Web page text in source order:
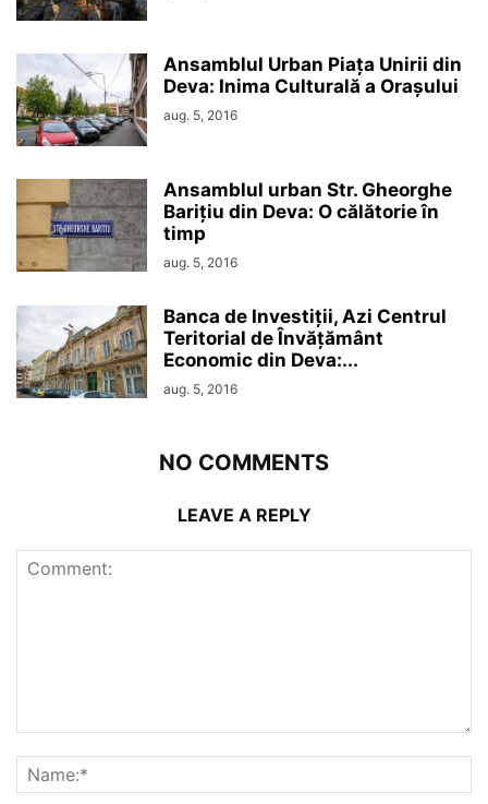
Ansamblul Urban Piața Unirii din
Deva: Inima Culturală a Orașului
aug. 5, 2016
Ansamblul urban Str. Gheorghe
Barițiu din Deva: O călătorie în
timp
aug. 5, 2016
Banca de Investiții, Azi Centrul
Teritorial de Învățământ
Economic din Deva:...
aug. 5, 2016
NO COMMENTS
LEAVE A REPLY